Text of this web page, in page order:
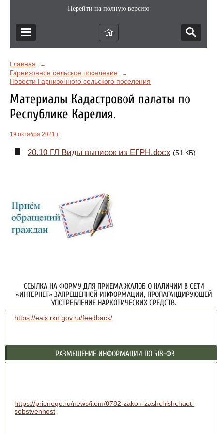
Перейти на полную версию
Главная →
Гарнизонное сельское поселение →
Новости Гарнизонного сельского поселения
Материалы Кадастровой палаты по
Республике Карелия.
19 октября 2021 г.
20.10 ГЛ Виды выписок из ЕГРН.docx (51 КБ)
ССЫЛКА НА ФОРМУ ДЛЯ ПРИЕМА ЖАЛОБ О НАЛИЧИИ В СЕТИ
«ИНТЕРНЕТ» ЗАПРЕЩЕННОЙ ИНФОРМАЦИИ, ПРОПАГАНДИРУЮЩЕЙ
УПОТРЕБЛЕНИЕ НАРКОТИЧЕСКИХ СРЕДСТВ.
https://eais.rkn.gov.ru/feedback/
РАЗМЕЩЕНИЕ ИНФОРМАЦИИ ПО 518-ФЗ
https://prionego.ru/news/item/8782-zakon-zashchishchaet-
sobstvennost